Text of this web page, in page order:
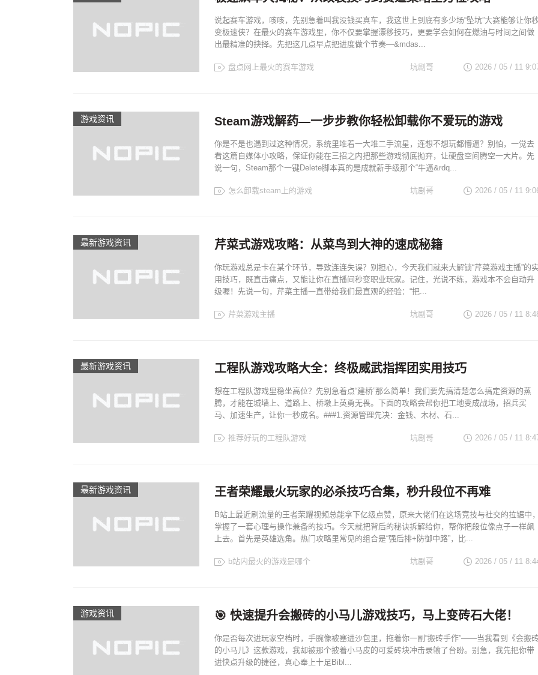
说起赛车游戏，咳咳，先别急着叫我没钱买真车，我这世上到底有多少场“坠坑”大赛能够让你
变极速侠？在最火的赛车游戏里，你不仅要掌握漂移技巧，更要学会如何在燃油与时间之间做
出最精准的抉择。先把这几点早点把进度做个节奏—&mdas...
盘点网上最火的赛车游戏 2026 / 05 / 11
坑剧哥
游戏资讯 Steam游戏解药—一步步教你轻松卸载你不爱玩的游戏
你是不是也遇到过这种情况，系统里堆着一大堆二手流星，连想不想玩都懵逼？别怕，一觉去
看这篇自媒体小攻略，保证你能在三招之内把那些游戏彻底抛弃，让硬盘空间腾空一大片。先
说一句，Steam那个一键Delete脚本真的是成就新手级那个“牛逼&rdq...
怎么卸载steam上的游戏 2026 / 05 / 11
坑剧哥
最新游戏资讯 芹菜式游戏攻略：从菜鸟到大神的速成秘籍
你玩游戏总是卡在某个环节，导致连连失误？别担心，今天我们就来大解锁“芹菜游戏主播”的实
用技巧，既直击痛点，又能让你在直播间秒变职业玩家。记住，光说不练，游戏本不会自动升
级喔！先说一句，芹菜主播一直带给我们最直观的经验：“把...
芹菜游戏主播 2026 / 05 / 11
坑剧哥
最新游戏资讯 工程队游戏攻略大全：终极威武指挥团实用技巧
想在工程队游戏里稳坐高位？先别急着点“建桥”那么简单！我们要先搞清楚怎么搞定资源的蒸
腾，才能在城墙上、道路上、桥墩上英勇无畏。下面的攻略会帮你把工地变成战场，招兵买
马、加速生产，让你一秒成名。###1.资源管理先决：金钱、木材、石...
推荐好玩的工程队游戏 2026 / 05 / 11
坑剧哥
最新游戏资讯 王者荣耀最火玩家的必杀技巧合集，秒升段位不再难
B站上最近刷流量的王者荣耀视频总能拿下亿级点赞，原来大佬们在这场竞技与社交的拉锯中，
掌握了一套心理与操作兼备的技巧。今天就把背后的秘诀拆解给你，帮你把段位像点子一样飙
上去。首先是英雄选角。热门攻略里常见的组合是“强后排+防御中路”，比...
b站内最火的游戏是哪个 2026 / 05 / 11
坑剧哥
游戏资讯 🎯 快速提升会搬砖的小马儿游戏技巧，马上变砖石大佬！
你是否每次进玩家空档时，手腕像被塞进沙包里，拖着你一副“搬砖手作”——当我看到《会搬
的小马儿》这款游戏，我却被那个披着小马皮的可爱砖块冲击录输了台盼。别急，我先把你带
进快点升级的捷径，真心奉上十足Bibl...